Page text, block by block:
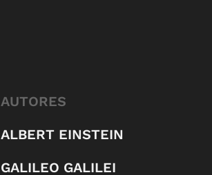
AUTORES
ALBERT EINSTEIN
GALILEO GALILEI